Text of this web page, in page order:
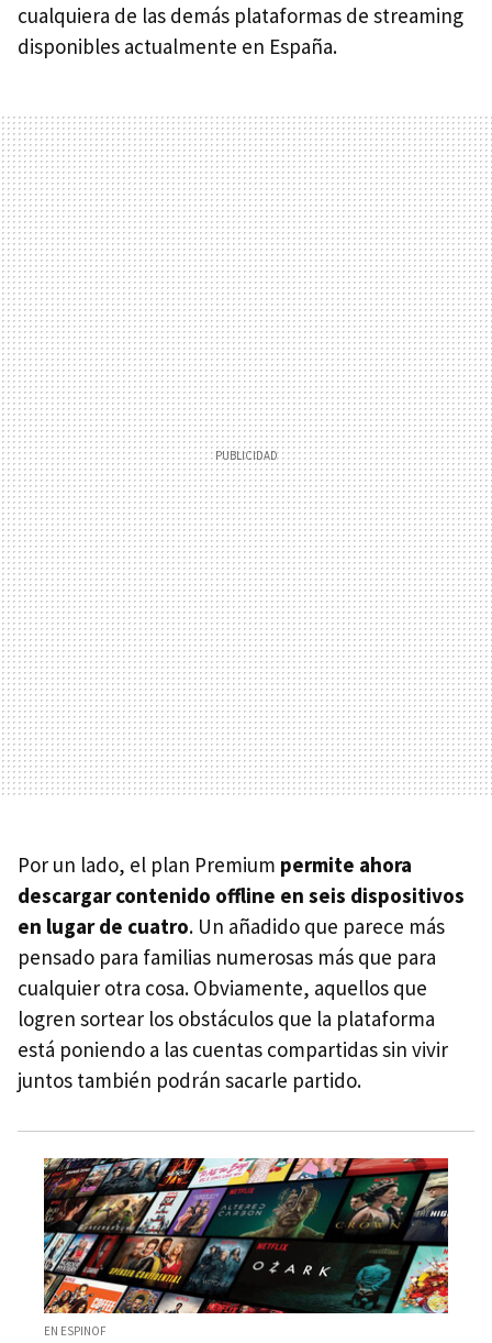
cualquiera de las demás plataformas de streaming
disponibles actualmente en España.
Por un lado, el plan Premium permite ahora
descargar contenido offline en seis dispositivos
en lugar de cuatro. Un añadido que parece más
pensado para familias numerosas más que para
cualquier otra cosa. Obviamente, aquellos que
logren sortear los obstáculos que la plataforma
está poniendo a las cuentas compartidas sin vivir
juntos también podrán sacarle partido.
EN ESPINOF